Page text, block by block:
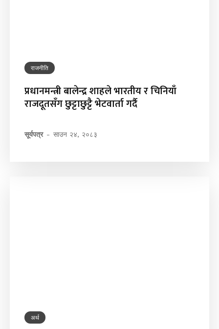
राजनीति
प्रधानमन्त्री बालेन्द्र शाहले भारतीय र चिनियाँ
राजदूतसँग छुट्टाछुट्टै भेटवार्ता गर्दै
सूर्यपत्र - साउन २४, २०८३
अर्थ